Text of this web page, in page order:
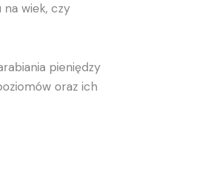
na wiek, czy
pieniędzy
oraz ich